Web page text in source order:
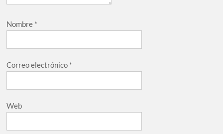
Nombre *
Correo electrónico *
Web